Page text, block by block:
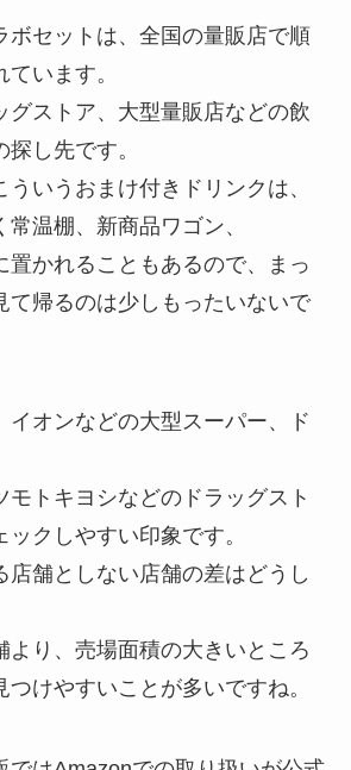
ボセットは、全国の量販店で順
います。
グストア、大型量販店などの飲
し先です。
いうおまけ付きドリンクは、
温棚、新商品ワゴン、
置かれることもあるので、まっ
て帰るのは少しもったいないで
イオンなどの大型スーパー、ド
モトキヨシなどのドラッグスト
クしやすい印象です。
店舗としない店舗の差はどうし
より、売場面積の大きいところ
けやすいことが多いですね。